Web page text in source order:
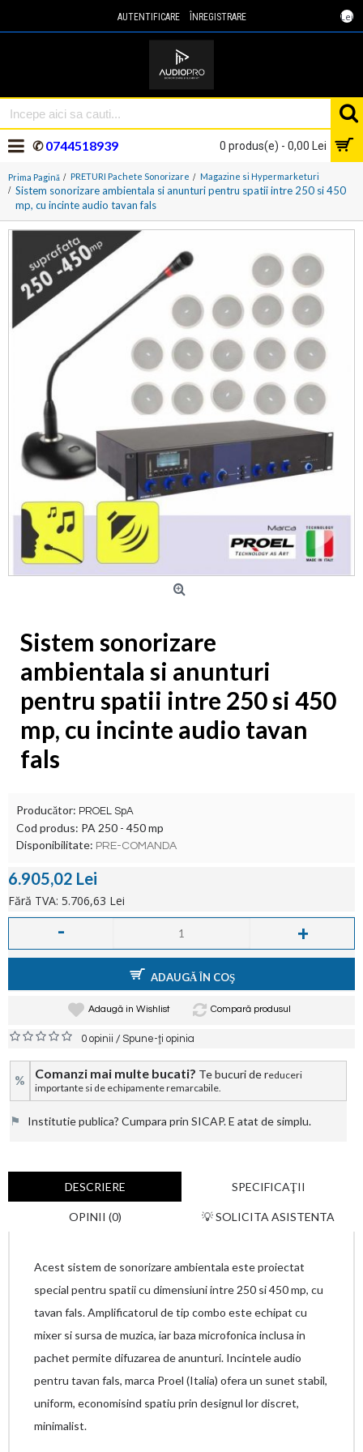
Lei
AUTENTIFICARE ÎNREGISTRARE
0 produs(e) - 0,00 Lei
✆0744518939
Prima Pagină PRETURI Pachete Sonorizare Magazine si Hypermarketuri
Sistem sonorizare ambientala si anunturi pentru spatii intre 250 si 450
mp, cu incinte audio tavan fals
Sistem sonorizare
ambientala si anunturi
pentru spatii intre 250 si 450
mp, cu incinte audio tavan
fals
Producător: PROEL SpA
Cod produs: PA 250 - 450 mp
Disponibilitate: PRE-COMANDA
6.905,02 Lei
Fără TVA: 5.706,63 Lei
- +
ADAUGĂ ÎN COŞ
Adaugă in Wishlist Compară produsul
0 opinii /Spune-ţi opinia
% Comanzi mai multe bucati? Te bucuri de reduceri
importante si de echipamente remarcabile.
⚑ Institutie publica? Cumpara prin SICAP. E atat de simplu.
DESCRIERE SPECIFICAŢII
OPINII (0) 💡 SOLICITA ASISTENTA
Acest sistem de sonorizare ambientala este proiectat
special pentru spatii cu dimensiuni intre 250 si 450 mp, cu
tavan fals. Amplificatorul de tip combo este echipat cu
mixer si sursa de muzica, iar baza microfonica inclusa in
pachet permite difuzarea de anunturi. Incintele audio
pentru tavan fals, marca Proel (Italia) ofera un sunet stabil,
uniform, economisind spatiu prin designul lor discret,
minimalist.